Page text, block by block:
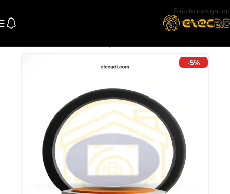
Skip to navigation
Skip to main content
-5%